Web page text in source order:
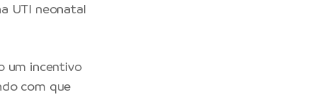
UTI neonatal
um incentivo
com que